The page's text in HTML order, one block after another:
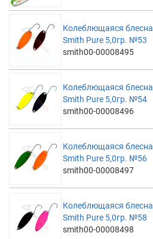
Колеблющаяся блесна
Smith Pure 5,0гр. №53
smith00-00008495
Колеблющаяся блесна
Smith Pure 5,0гр. №54
smith00-00008496
Колеблющаяся блесна
Smith Pure 5,0гр. №56
smith00-00008497
Колеблющаяся блесна
Smith Pure 5,0гр. №58
smith00-00008498